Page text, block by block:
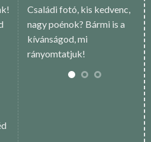
Családi fotó, kis kedvenc,
nagy poénok? Bármi is a
kívánságod, mi
rányomtatjuk!